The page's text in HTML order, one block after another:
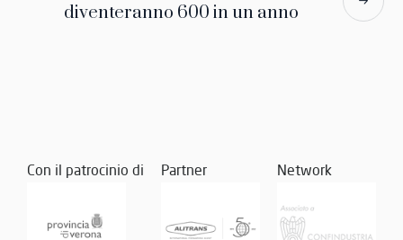
diventeranno 600 in un anno
Con il patrocinio di Partner Network